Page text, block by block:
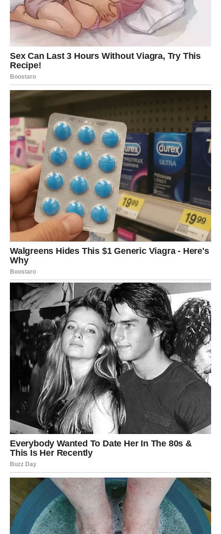
VRIJEME JE DA KONAČNO
POČNETE MISLITI NA SEBE
Previše ste energije trošili pokušavajući pomoći drugima
i održati odnose koji su vas iscrpljivali.
Često ste zaboravljali vlastite potrebe samo da biste
izbjegli sukobe ili razočaranja.
Ali zvijezde vam sada jasno poručuju — ne možete
pronaći sreću ako stalno zaboravljate sebe.
Do kraja godine mnogi Blizanci će napraviti promjene
koje će ih kasnije dovesti do mnogo srećnijeg i
ispunjenijeg života.
PRED VAMA JE PERIOD KOJI
ĆETE PAMTITI CIJELI ŽIVOT
Sve kroz šta ste prošli nije bilo uzalud.
Svaka prepreka, svako razočaranje i svaki trenutak tokom
kojeg ste mislili da više ne možete dalje zapravo su vas
pripremali za ono što sada dolazi.
A ono što dolazi moglo bi vam potpuno promijeniti život.
Zvijezde vam donose novu energiju, više samopouzdanja,
iskrene emocije, uspjeh i osjećaj da život konačno radi u
vašu korist.
Zato ne ignorišite znakove koje vam sudbina šalje.
Do kraja godine mogli biste ostvariti mnogo više nego što
trenutno možete zamisliti, a ovaj period za mnoge
Blizance zaista bi mogao postati jedan od najljepših u
posljednjih nekoliko godina.